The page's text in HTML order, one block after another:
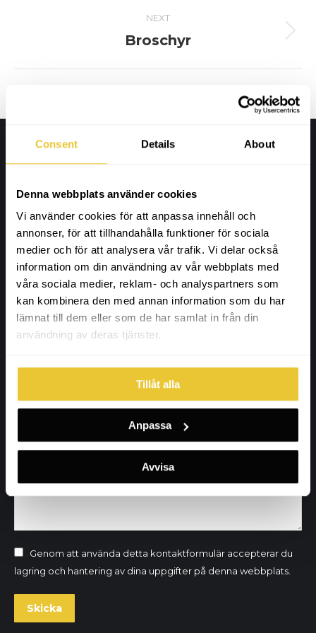
Consent Details About
Denna webbplats använder cookies
Vi använder cookies för att anpassa innehåll och
annonser, för att tillhandahålla funktioner för sociala
medier och för att analysera vår trafik. Vi delar också
information om din användning av vår webbplats med
våra sociala medier, reklam- och analyspartners som
kan kombinera den med annan information som du har
lämnat till dem eller som de har samlat in från din
användning av deras tjänster.
Tillåt alla
Anpassa
Avvisa
NEXT
Next
Broschyr
Wahlbergs Grafiska
Furuvägen 86
18764 Täby, Stockholm
Kontaktuppgifter
info@wahlbergsgrafiska.se
+46 (0) 73-671 70 44
Innehar F-skattesedel
E-post *
Telefon *
Genom att använda detta kontaktformulär accepterar du
lagring och hantering av dina uppgifter på denna webbplats.
Skicka